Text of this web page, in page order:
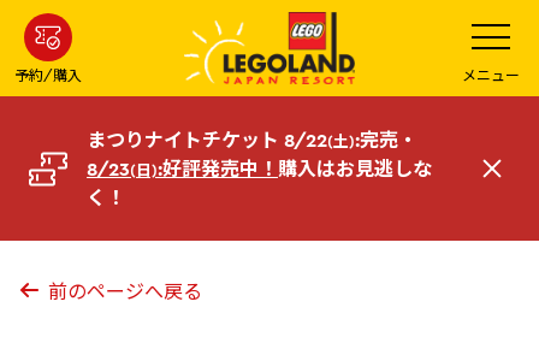
ン
コ
へ
予約/購入
メ
ニ
ュ
ー
を
開
メニュー
まつりナイトチケット 8/22(土):完売・
8/23(日):好評発売中！ 購入はお見逃しな
く！
閉
前のページへ戻る